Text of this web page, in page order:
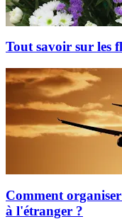
Tout savoir sur les
Comment
à l'étranger ?